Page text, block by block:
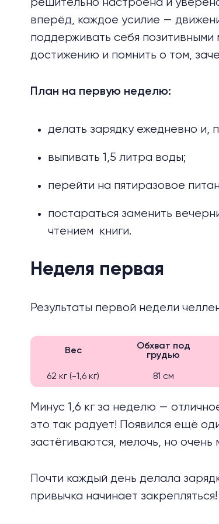
решительно настроена и
вперёд, каждое усилие —
поддерживать себя
достижению и помнить о том,
План на первую неделю:
делать зарядку ежедневно и,
выпивать 1,5 литра воды;
перейти на пятиразовое
постараться заменить
чтением книги.
Неделя первая
Результаты первой недели
Вес
Обхват под
грудью
62 кг (-1,6 кг) 81 см
Минус 1,6 кг за неделю —
это так радует! Появился ещё
застёгиваются, мелочь, но очень
Почти каждый день делала
привычка начинает